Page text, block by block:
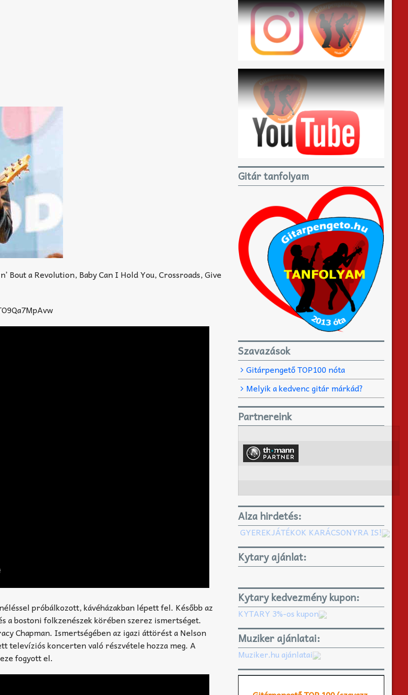
Bout a Revolution, Baby Can I Hold You, Crossroads, Give
próbálkozott, kávéházakban lépett fel. Később az
a bostoni folkzenészek körében szerez ismertséget.
Chapman. Ismertségében az igazi áttörést a Nelson
televíziós koncerten való részvétele hozza meg. A
fogyott el.
Gitár tanfolyam
Szavazások
Gitárpengető TOP100 nóta
Melyik a kedvenc gitár márkád?
Partnereink
Alza hirdetés:
GYEREKJÁTÉKOK KARÁCSONYRA IS!
Kytary ajánlat:
Kytary kedvezmény kupon:
KYTARY 3%-os kupon
Muziker ajánlatai:
Muziker.hu ajánlatai